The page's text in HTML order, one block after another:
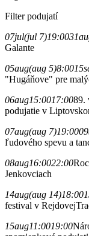
Filter podujatí
07jul(jul 7)19:0031
Galante
05aug(aug 5)8:0015
"Hugáňove" pre
06aug15:0017:0089.
podujatie v
07aug(aug 7)19:0009
ľudového spevu a
08aug16:0022:00
Jenkovciach
14aug(aug 14)18:00
festival v Rejdovej
15aug11:0019:00